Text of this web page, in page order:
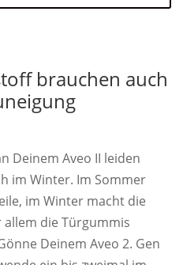
brauchen auch
Deinem Aveo II leiden
im Winter. Im Sommer
im Winter macht die
allem die Türgummis
Deinem Aveo 2. Gen